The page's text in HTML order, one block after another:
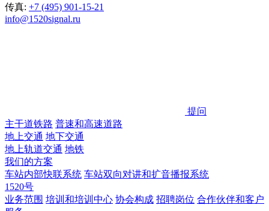
传真: +7 (495) 901-15-21
info@1520signal.ru
提问
主干道铁路 普速和高速道路
地上交通 地下交通
地上轨道交通 地铁
我们的方案
车站内部快联系统 车站双向对讲和扩音播报系统
1520号
业务范围 培训和培训中心 协会构成 招聘岗位 合作伙伴和客户